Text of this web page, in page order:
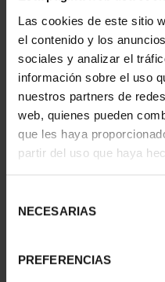
Las cookies de este sitio
el contenido y los
sociales y analizar el
información sobre el uso
nuestros partners de
web, quienes pueden
que les haya
partir del uso que haya
NECESARIAS
PREFERENCIAS
CAPITALES DE
PROVINCIA COLECCION
3.796,00 €